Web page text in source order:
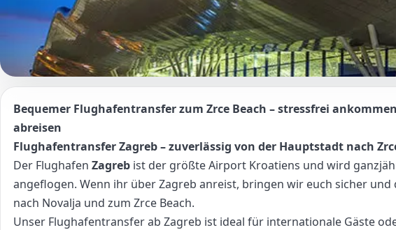
Bequemer Flughafentransfer zum Zrce Beach – stressfrei
abreisen
Flughafentransfer Zagreb – zuverlässig von der Hauptstadt nach
Der Flughafen Zagreb ist der größte Airport Kroatiens und wird
angeflogen. Wenn ihr über Zagreb anreist, bringen wir euch sicher und
nach Novalja und zum Zrce Beach.
Unser Flughafentransfer ab Zagreb ist ideal für internationale Gäste